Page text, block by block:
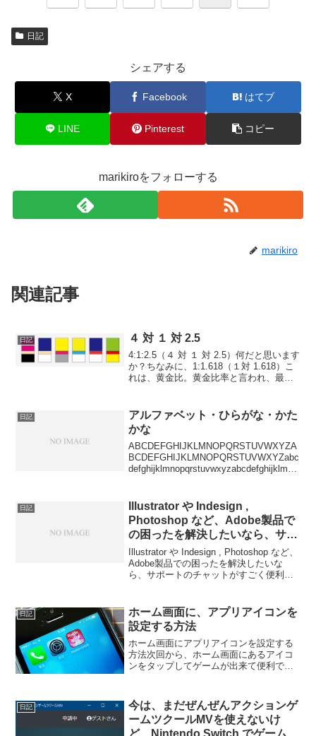
日記
シェアする
X Facebook はてブ
LINE Pinterest コピー
marikiroをフォローする
marikiro
関連記事
日記 ４ 対 １ 対 2.5
4:1:2.5（４ 対 １ 対 2.5）何だと思います
か？ちなみに、1:1.618（１対 1.618）こ
れは、黄金比。黄金比率と言われ、最も
か、昔から、様々な製品で...
日記
アルファベット・ひらがな・かた
かな
ABCDEFGHIJKLMNOPQRSTUVWXYZA
BCDEFGHIJKLMNOPQRSTUVWXYZabc
defghijklmnopqrstuvwxyzabcdefghijklmno
日記
Illustrator や Indesign ,
Photoshop など、Adobe製品で
の困ったを解決したいなら、サポ
ートのチャットがすごく便利！
Illustrator や Indesign , Photoshop など、
Adobe製品での困ったを解決したいな
ら、サポートのチャットがすごく便利！
電話はすごく待たせ...
日記
ホーム画面に、アプリアイコンを
設定する方法
ホーム画面にアプリアイコンを設定する
方法次回から、ホーム画面にあるアイコ
ンをタップしてゲームが出来て便利で
設定する方法】Safari 編❶ゲーム画面時
に...
日記
今は、まだぜんぜんアクションゲ
ームツクールMVを使えないけ
ど、Nintendo Switch でゲームを